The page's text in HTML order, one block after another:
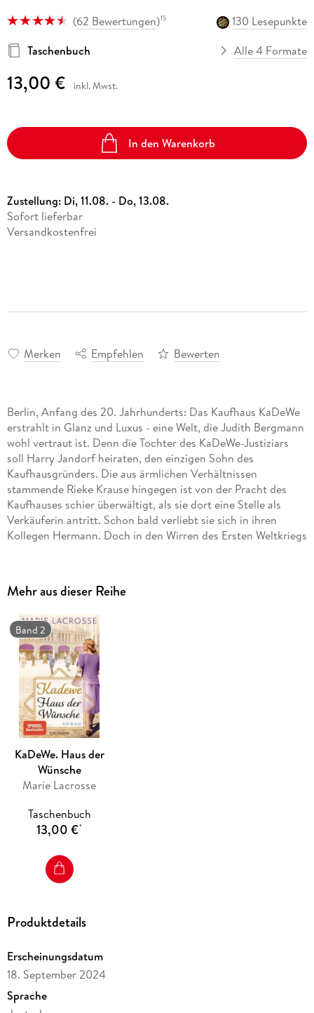
(62 Bewertungen)15
130 Lesepunkte
Taschenbuch
Alle 4 Formate
13,00 € inkl. Mwst.
In den Warenkorb
Zustellung: Di, 11.08. - Do, 13.08.
Sofort lieferbar
Versandkostenfrei
Merken Empfehlen Bewerten
Berlin, Anfang des 20. Jahrhunderts: Das Kaufhaus KaDeWe
erstrahlt in Glanz und Luxus - eine Welt, die Judith Bergmann
wohl vertraut ist. Denn die Tochter des KaDeWe-Justiziars
soll Harry Jandorf heiraten, den einzigen Sohn des
Kaufhausgründers. Die aus ärmlichen Verhältnissen
stammende Rieke Krause hingegen ist von der Pracht des
Kaufhauses schier überwältigt, als sie dort eine Stelle als
Verkäuferin antritt. Schon bald verliebt sie sich in ihren
Kollegen Hermann. Doch in den Wirren des Ersten Weltkriegs
Herausforderungen . . . .
Mehr aus dieser Reihe
Band 2
KaDeWe. Haus der
Wünsche
Marie Lacrosse
Taschenbuch
13,00 €*
Produktdetails
Erscheinungsdatum
18. September 2024
Sprache